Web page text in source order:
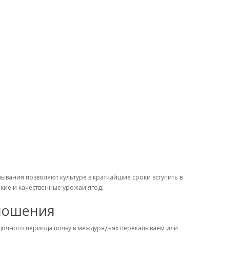
позволяют культуре в кратчайшие сроки вступить в
и качественные урожаи ягод.
периода почву в междурядьях перекапываем или